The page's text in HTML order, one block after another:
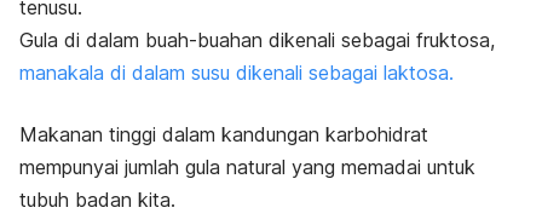
tenusu.
Gula di dalam buah-buahan dikenali sebagai fruktosa,
manakala di dalam susu dikenali sebagai laktosa.
Makanan tinggi dalam kandungan karbohidrat
mempunyai jumlah gula natural yang memadai untuk
tubuh badan kita.